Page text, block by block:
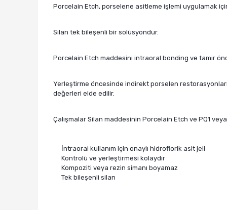
Porcelain Etch, porselene asitleme işlemi uygulamak
Silan tek bileşenli bir solüsyondur.
Porcelain Etch maddesini intraoral bonding ve tamir
Yerleştirme öncesinde indirekt porselen
değerleri elde edilir.
Çalışmalar Silan maddesinin Porcelain Etch ve PQ1
İntraoral kullanım için onaylı hidroflorik asit jeli
Kontrolü ve yerleştirmesi kolaydır
Kompoziti veya rezin simanı boyamaz
Tek bileşenli silan